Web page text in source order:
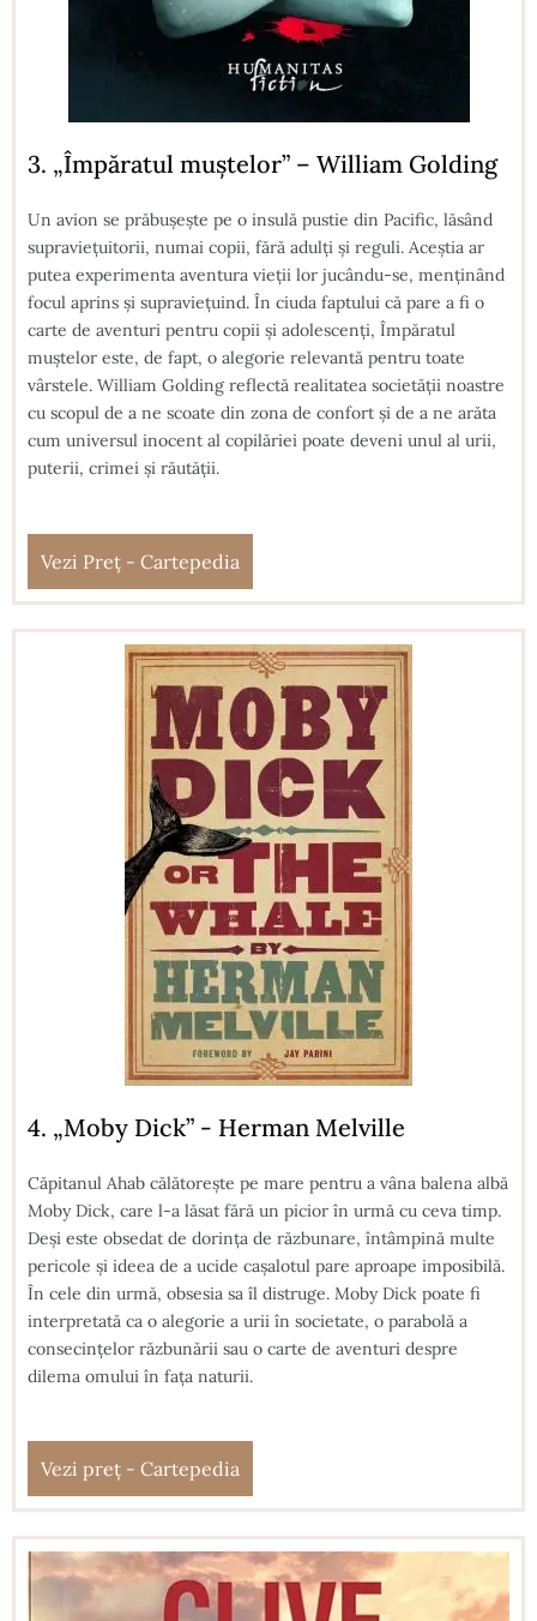
3. „Împăratul muștelor” – William Golding
Un avion se prăbușește pe o insulă pustie din Pacific, lăsând
supraviețuitorii, numai copii, fără adulți și reguli. Aceștia ar
putea experimenta aventura vieții lor jucându-se, menținând
focul aprins și supraviețuind. În ciuda faptului că pare a fi o
carte de aventuri pentru copii și adolescenți, Împăratul
muștelor este, de fapt, o alegorie relevantă pentru toate
vârstele. William Golding reflectă realitatea societății noastre
cu scopul de a ne scoate din zona de confort și de a ne arăta
cum universul inocent al copilăriei poate deveni unul al urii,
puterii, crimei și răutății.
Vezi Preț - Cartepedia
4. „Moby Dick” - Herman Melville
Căpitanul Ahab călătorește pe mare pentru a vâna balena albă
Moby Dick, care l-a lăsat fără un picior în urmă cu ceva timp.
Deși este obsedat de dorința de răzbunare, întâmpină multe
pericole și ideea de a ucide cașalotul pare aproape imposibilă.
În cele din urmă, obsesia sa îl distruge. Moby Dick poate fi
interpretată ca o alegorie a urii în societate, o parabolă a
consecințelor răzbunării sau o carte de aventuri despre
dilema omului în fața naturii.
Vezi preț - Cartepedia